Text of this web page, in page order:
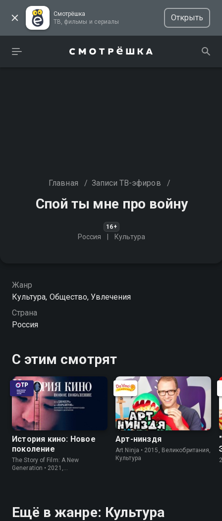
Смотрёшка
ТВ, фильмы и сериалы
Открыть
Главная / Записи ТВ-эфиров /
Спой ты мне про войну
16+
Россия Культура
Жанр
Культура, Общество, Увлечения
Страна
Россия
С этим смотрят
История кино: Новое
поколение
The Story of Film: A New
Generation • 2021,
Арт-нинздя
Art Ninja • 2015, Великобритания,
Культура
Ещё в жанре: Культура